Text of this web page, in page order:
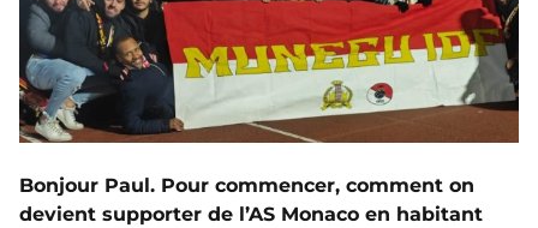
Bonjour Paul. Pour commencer, comment on
devient supporter de l’AS Monaco en habitant